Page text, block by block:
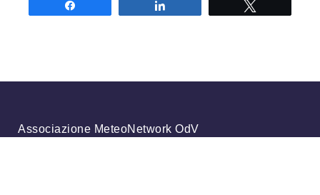
Associazione MeteoNetwork OdV